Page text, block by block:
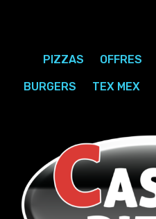
PIZZAS OFFRES
BURGERS TEX MEX